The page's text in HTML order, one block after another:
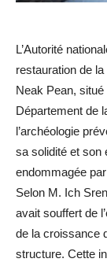
L’Autorité
restauration de
Neak Pean, situé
Département de
l’archéologie
sa solidité et son
endommagée
Selon M. Ich
avait souffert de
de la croissance
structure. Cette